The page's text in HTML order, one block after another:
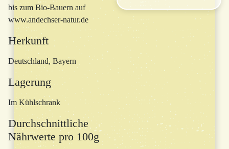
bis zum Bio-Bauern auf
www.andechser-natur.de
Herkunft
Deutschland, Bayern
Lagerung
Im Kühlschrank
Durchschnittliche
Nährwerte pro 100g